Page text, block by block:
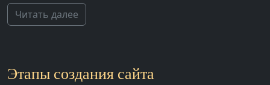
Читать далее
Этапы создания сайта